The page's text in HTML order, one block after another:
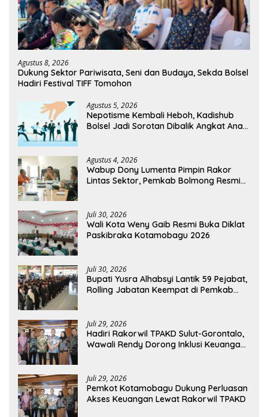
Agustus 8, 2026
Dukung Sektor Pariwisata, Seni dan Budaya, Sekda Bolsel
Hadiri Festival TIFF Tomohon
Agustus 5, 2026
Nepotisme Kembali Heboh, Kadishub
Bolsel Jadi Sorotan Dibalik Angkat Anak
Agustus 4, 2026
Wabup Dony Lumenta Pimpin Rakor
Lintas Sektor, Pemkab Bolmong Resmi
Juli 30, 2026
Wali Kota Weny Gaib Resmi Buka Diklat
Paskibraka Kotamobagu 2026
Juli 30, 2026
Bupati Yusra Alhabsyi Lantik 59 Pejabat,
Rolling Jabatan Keempat di Pemkab
Juli 29, 2026
Hadiri Rakorwil TPAKD Sulut-Gorontalo,
Wawali Rendy Dorong Inklusi Keuangan
Juli 29, 2026
Pemkot Kotamobagu Dukung Perluasan
Akses Keuangan Lewat Rakorwil TPAKD